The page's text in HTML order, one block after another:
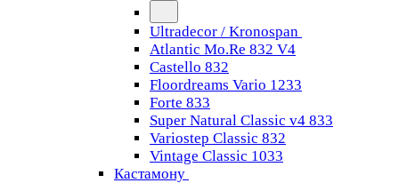
Ultradecor / Kronospan
Atlantic Mo.Re 832 V4
Castello 832
Floordreams Vario 1233
Forte 833
Super Natural Classic v4 833
Variostep Classic 832
Vintage Classic 1033
Кастамону